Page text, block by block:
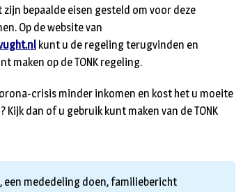
bepaalde eisen gesteld om voor deze
Op de website van
kunt u de regeling terugvinden en
maken op de TONK regeling.
crisis minder inkomen en kost het u moeite
dan of u gebruik kunt maken van de TONK
een mededeling doen, familiebericht